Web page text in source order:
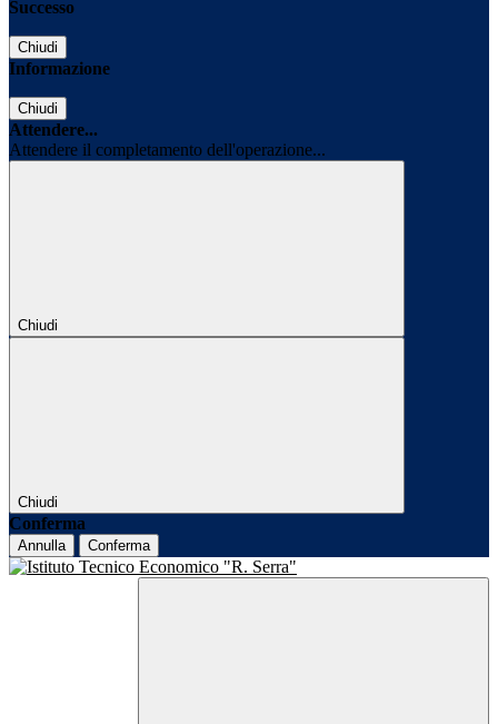
Successo
Chiudi
Informazione
Chiudi
Attendere...
Attendere il completamento dell'operazione...
Chiudi
Chiudi
Conferma
Annulla Conferma